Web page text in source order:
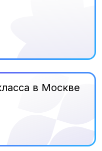
в Москве